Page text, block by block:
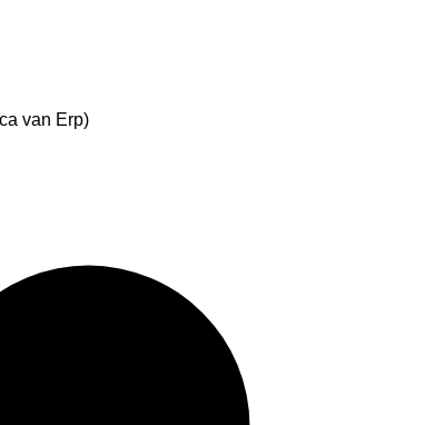
van Erp)